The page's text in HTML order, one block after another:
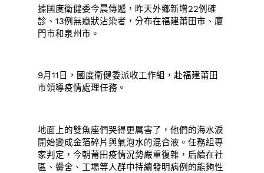
據國度衛健委今晨傳遞，昨天外鄉新增22例確
診、13例無癥狀沾染者，分布在福建莆田市、廈
門市和泉州市。
9月11日，國度衛健委派收工作組，赴福建莆田
市領導疫情處理任務。
地面上的雙魚座們哭得更厲害了，他們的海水淚
開始變成金箔碎片與氣泡水的混合液。任務組專
家判定，今朝莆田疫情況勢嚴重復雜，后續在社
區、黌舍、工場等人群中持續發明病例的能夠性